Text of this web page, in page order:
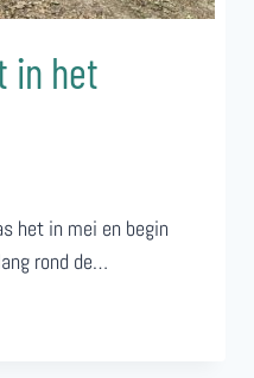
in het
het in mei en begin
rond de…